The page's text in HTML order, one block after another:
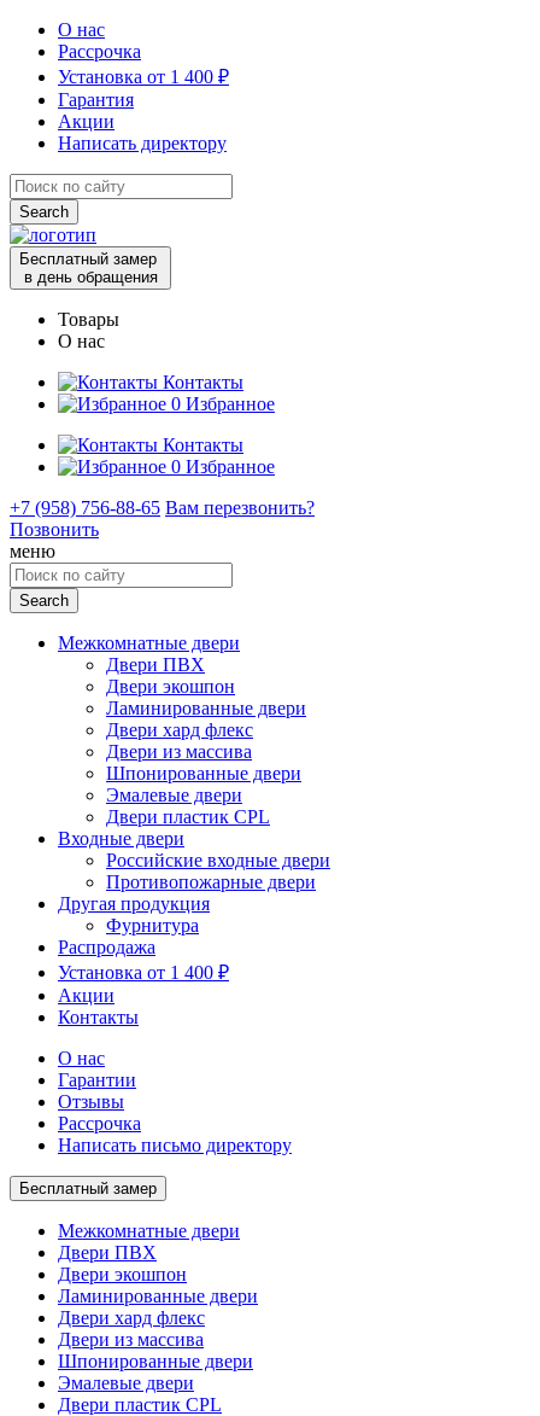
О нас
Рассрочка
Установка от 1 400 ₽
Гарантия
Акции
Написать директору
Search
for:
Бесплатный замер
в день обращения
Товары
О нас
Контакты
0 Избранное
Контакты
0 Избранное
+7 (958) 756-88-65 Вам перезвонить?
Позвонить
меню
Search
for:
Межкомнатные двери
Двери ПВХ
Двери экошпон
Ламинированные двери
Двери хард флекс
Двери из массива
Шпонированные двери
Эмалевые двери
Двери пластик CPL
Входные двери
Российские входные двери
Противопожарные двери
Другая продукция
Фурнитура
Распродажа
Установка от 1 400 ₽
Акции
Контакты
О нас
Гарантии
Отзывы
Рассрочка
Написать письмо директору
Бесплатный замер
Межкомнатные двери
Двери ПВХ
Двери экошпон
Ламинированные двери
Двери хард флекс
Двери из массива
Шпонированные двери
Эмалевые двери
Двери пластик CPL